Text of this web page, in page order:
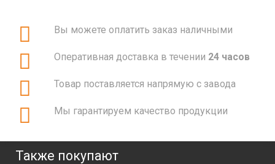
Вы можете оплатить заказ наличными
Оперативная доставка в течении 24 часов
Товар поставляется напрямую с завода
Мы гарантируем качество продукции
Также покупают